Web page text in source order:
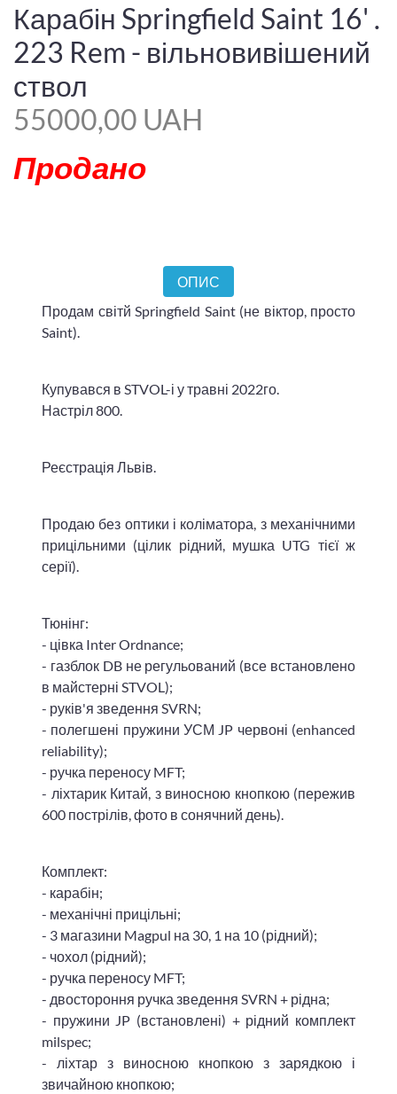
Карабін Springfield Saint 16' .
223 Rem - вільновивішений
ствол
55000,00 UAH
Продано
ОПИС
Продам світй Springfield Saint (не віктор, просто
Saint).
Купувався в STVOL-і у травні 2022го.
Настріл 800.
Реєстрація Львів.
Продаю без оптики і коліматора, з механічними
прицільними (цілик рідний, мушка UTG тієї ж
серії).
Тюнінг:
- цівка Inter Ordnance;
- газблок DB не регульований (все встановлено
в майстерні STVOL);
- руків'я зведення SVRN;
- полегшені пружини УСМ JP червоні (enhanced
reliability);
- ручка переносу MFT;
- ліхтарик Китай, з виносною кнопкою (пережив
600 пострілів, фото в сонячний день).
Комплект:
- карабін;
- механічні прицільні;
- 3 магазини Magpul на 30, 1 на 10 (рідний);
- чохол (рідний);
- ручка переносу MFT;
- двостороння ручка зведення SVRN + рідна;
- пружини JP (встановлені) + рідний комплект
milspec;
- ліхтар з виносною кнопкою з зарядкою і
звичайною кнопкою;